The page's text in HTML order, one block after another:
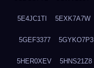
5E4JC1TI 5EXK7A7W
5GEF3377 5GYKO7P3
5HER0XEV 5HNS21Z8